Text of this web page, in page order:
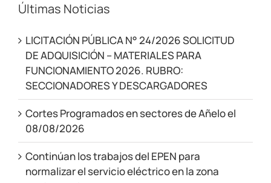
Últimas Noticias
LICITACIÓN PÚBLICA N° 24/2026 SOLICITUD
DE ADQUISICIÓN – MATERIALES PARA
FUNCIONAMIENTO 2026. RUBRO:
SECCIONADORES Y DESCARGADORES
Cortes Programados en sectores de Añelo el
08/08/2026
Continúan los trabajos del EPEN para
normalizar el servicio eléctrico en la zona